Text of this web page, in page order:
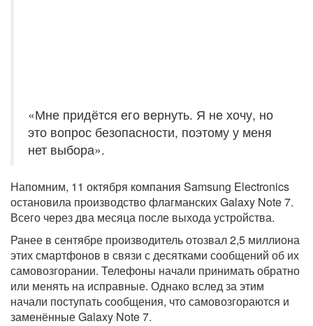
«Мне придётся его вернуть. Я не хочу, но
это вопрос безопасности, поэтому у меня
нет выбора».
Напомним, 11 октября компания Samsung Electronics
остановила производство флагманских Galaxy Note 7.
Всего через два месяца после выхода устройства.
Ранее в сентябре производитель отозвал 2,5 миллиона
этих смартфонов в связи с десятками сообщений об их
самовозгорании. Телефоны начали принимать обратно
или менять на исправные. Однако вслед за этим
начали поступать сообщения, что самовозгораются и
заменённые Galaxy Note 7.